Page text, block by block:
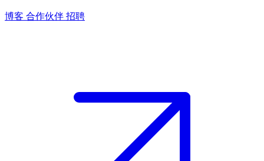
博客 合作伙伴 招聘